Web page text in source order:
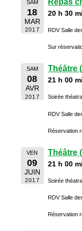
SAM
18
MAR
2017
20 h 30
RDV Salle
Sur
SAM
08
AVR
2017
Théâtre
21 h 00
Soirée
RDV Salle
Réservation
VEN
09
JUIN
2017
Théâtre
21 h 00
Soirée
RDV Salle
Réservation